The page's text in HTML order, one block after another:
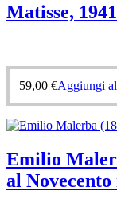
Matisse,
59,00 €Aggiungi
Emilio
al